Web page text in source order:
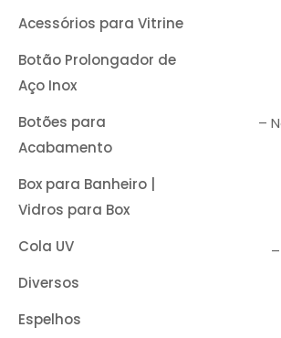
–
Acessórios para Vitrine
Botão Prolongador de
Aço Inox
Botões para
Acabamento
Box para Banheiro |
Vidros para Box
Cola UV
Diversos
Espelhos